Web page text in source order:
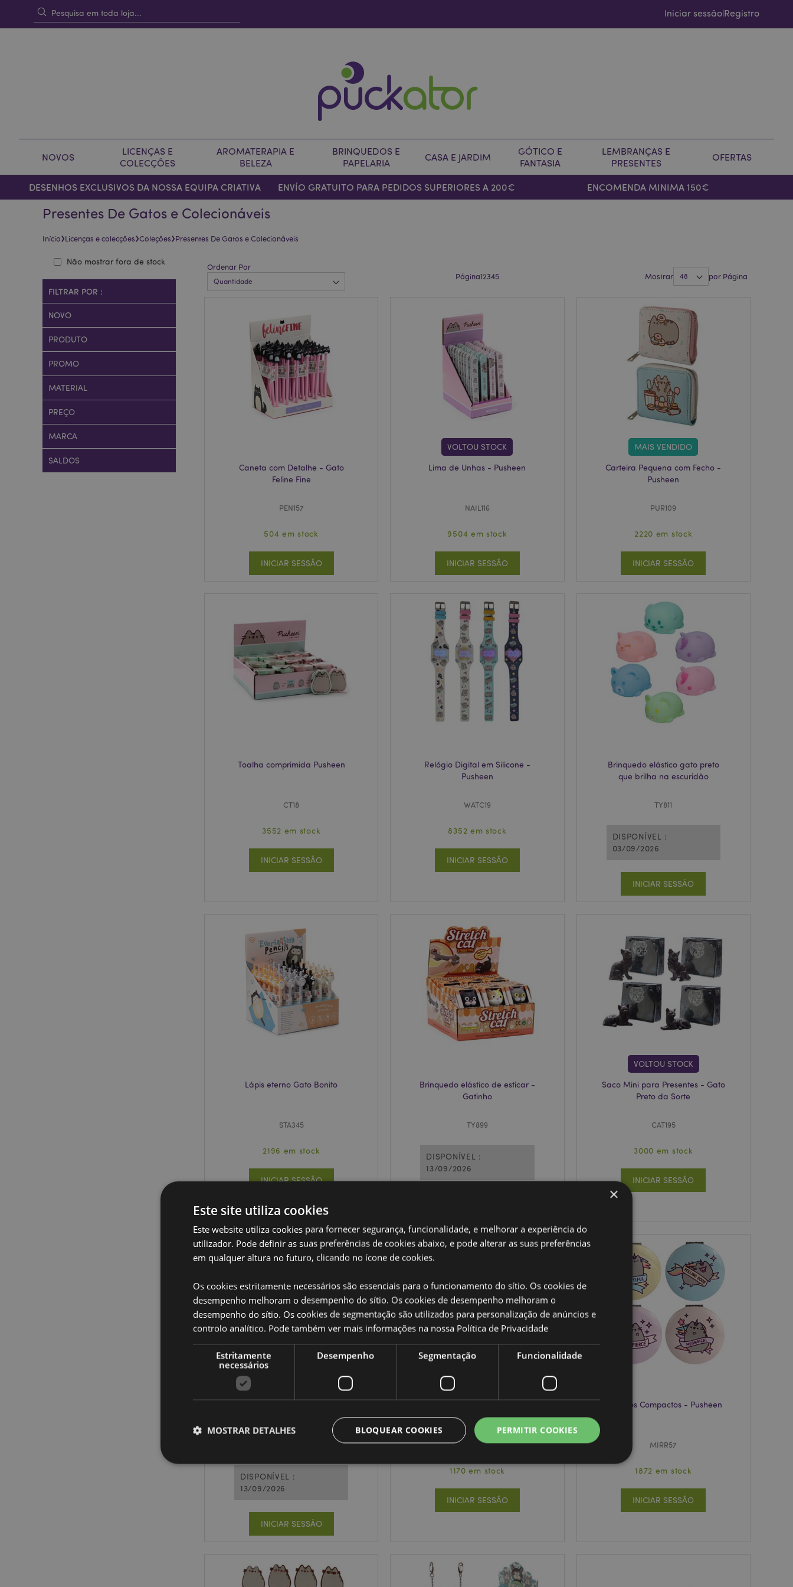
Iniciar sessão|Registro
NOVOS
LICENÇAS E
COLECÇÕES
AROMATERAPIA E
BELEZA
BRINQUEDOS E
PAPELARIA
CASA E JARDIM
GÓTICO E
FANTASIA
LEMBRANÇAS E
PRESENTES
OFERTAS
DESENHOS EXCLUSIVOS DA NOSSA EQUIPA CRIATIVA ENVÍO GRATUITO PARA PEDIDOS SUPERIORES A 200€ ENCOMENDA MINIMA 150€
Presentes De Gatos e Colecionáveis
Início›Licenças e colecções›Coleções›Presentes De Gatos e Colecionáveis
Ordenar Por
Página12345 Mostrar por Página
Caneta com Detalhe - Gato
Feline Fine
PEN157
504 em stock
INICIAR SESSÃO
VOLTOU STOCK
Lima de Unhas - Pusheen
NAIL116
9504 em stock
INICIAR SESSÃO
MAIS VENDIDO
Carteira Pequena com Fecho -
Pusheen
PUR109
2220 em stock
INICIAR SESSÃO
Toalha comprimida Pusheen
CT18
3552 em stock
INICIAR SESSÃO
Relógio Digital em Silicone -
Pusheen
WATC19
8352 em stock
INICIAR SESSÃO
Brinquedo elástico gato preto
que brilha na escuridão
TY811
DISPONÍVEL :
03/09/2026
INICIAR SESSÃO
Lápis eterno Gato Bonito
STA345
2196 em stock
INICIAR SESSÃO
Brinquedo elástico de esticar -
Gatinho
TY899
DISPONÍVEL :
13/09/2026
VOLTOU STOCK
Saco Mini para Presentes - Gato
Preto da Sorte
CAT195
3000 em stock
INICIAR SESSÃO
DISPONÍVEL :
13/09/2026
INICIAR SESSÃO
MAIS VENDIDO
Pusheen
SPON21
1170 em stock
INICIAR SESSÃO
Espelhos Compactos - Pusheen
MIRR57
1872 em stock
INICIAR SESSÃO
Não mostrar fora de stock
FILTRAR POR :
NOVO
PRODUTO
PROMO
MATERIAL
PREÇO
MARCA
SALDOS
×
Este site utiliza cookies
Este website utiliza cookies para fornecer segurança, funcionalidade, e melhorar a experiência do
utilizador. Pode definir as suas preferências de cookies abaixo, e pode alterar as suas preferências
em qualquer altura no futuro, clicando no ícone de cookies.
Os cookies estritamente necessários são essenciais para o funcionamento do sítio. Os cookies de
desempenho melhoram o desempenho do sítio. Os cookies de desempenho melhoram o
desempenho do sítio. Os cookies de segmentação são utilizados para personalização de anúncios e
controlo analítico. Pode também ver mais informações na nossa Política de Privacidade
Estritamente
necessários
Desempenho Segmentação Funcionalidade
PERMITIR COOKIES
BLOQUEAR COOKIES
MOSTRAR DETALHES
Estritamente necessários Segmentação Funcionalidade
conta. O sítio web não pode ser utilizado correctamente sem os cookies estritamente necessários.
Provider
.puckator.pt
Este cookie é usado pelo serviço Cookie-
Script.com para lembrar as preferências de
consentimento do cookie do visitante. É